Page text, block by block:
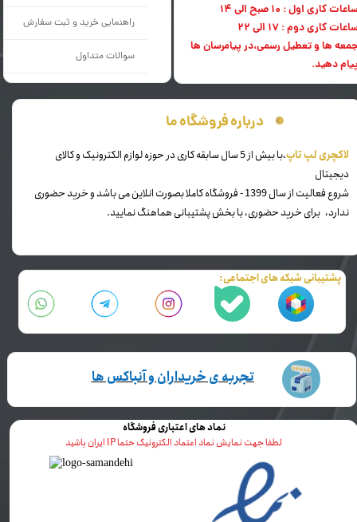
پشتیبانی شبکه های اجتماعی:
درباره فروشگاه ما
​لاکچری لپ تاپ
،با بیش از 5 سال سابقه کاری در حوزه لوازم الکترونیک و کالای
دیجیتال
شروع فعالیت از سال 1399 - فروشگاه کاملا بصورت انلاین می باشد و خرید حضوری
ندارد، برای خرید حضوری، با بخش پشتیبانی هماهنگ نمایید.
راهنمایی خرید و ثبت سفارش
سوالات متداول
کاری اول : 10 صبح الی 14
کاری دوم : 17 الی 22
ها و تعطیل رسمی،در پیامرسان ها
دهید.
نماد های اعتباری فروشگاه
لطفا جهت نمایش نماد اعتماد الکترونیک حتما IP ایران باشید
تجربه ی خریداران و آنباکس ها